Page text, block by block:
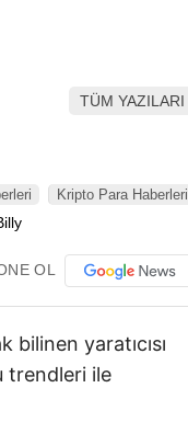
TÜM YAZILARI
Kripto Para Haberleri
OL
yaratıcısı
trendleri ile